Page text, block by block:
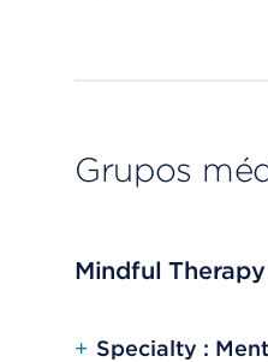
Grupos
Mindful
+ Specialty :